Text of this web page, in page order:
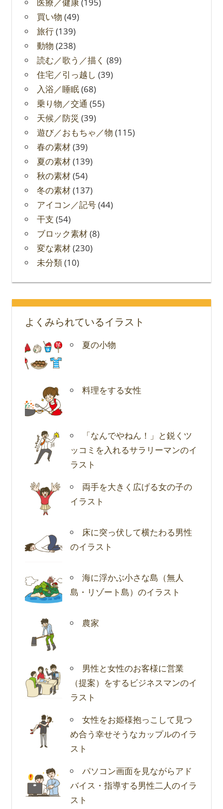
買い物 (49)
旅行(139)
動物 (238)
読む／歌う／描く (89)
住宅／引っ越し (39)
入浴／睡眠(68)
乗り物／交通 (55)
天候／防災 (39)
遊び／おもちゃ／物 (115)
春の素材(39)
夏の素材(139)
秋の素材(54)
冬の素材(137)
アイコン／記号(44)
干支 (54)
ブロック素材(8)
変な素材(230)
未分類(10)
よくみられているイラスト
夏の小物
料理をする女性
「なんでやねん！」と鋭くツ
ッコミを入れるサラリーマンのイ
ラスト
両手を大きく広げる女の子の
イラスト
床に突っ伏して横たわる男性
のイラスト
海に浮かぶ小さな島（無人
島・リゾート島）のイラスト
農家
男性と女性のお客様に営業
（提案）をするビジネスマンのイ
ラスト
女性をお姫様抱っこして見つ
め合う幸せそうなカップルのイラ
スト
パソコン画面を見ながらアド
バイス・指導する男性二人のイラ
スト